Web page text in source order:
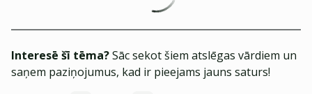
Interesē šī tēma?Sāc sekot šiem atslēgas vārdiem un
saņem paziņojumus, kad ir pieejams jauns saturs!